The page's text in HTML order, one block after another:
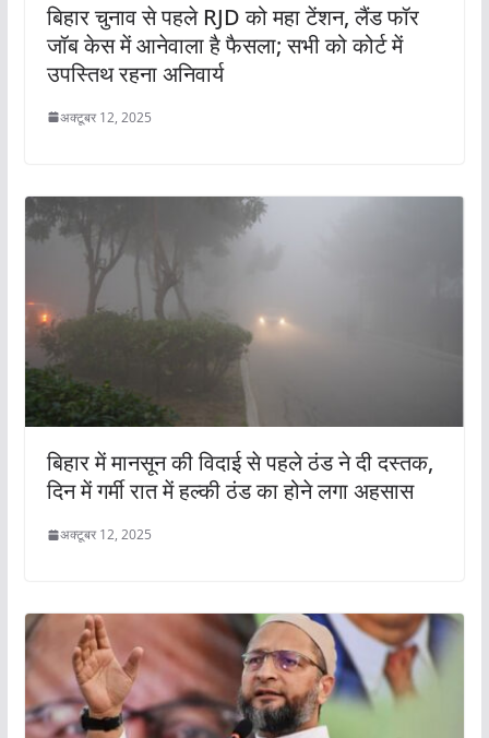
बिहार चुनाव से पहले RJD को महा टेंशन, लैंड फॉर
जॉब केस में आनेवाला है फैसला; सभी को कोर्ट में
उपस्तिथ रहना अनिवार्य
अक्टूबर 12, 2025
बिहार में मानसून की विदाई से पहले ठंड ने दी दस्तक,
दिन में गर्मी रात में हल्की ठंड का होने लगा अहसास
अक्टूबर 12, 2025